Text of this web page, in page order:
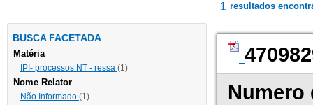
BUSCA FACETADA
Matéria
IPI- processos NT - ressa (1)
Nome Relator
Não Informado (1)
1 resultados
Numero